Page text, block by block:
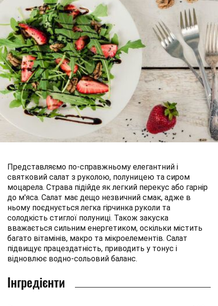
Представляємо по-справжньому елегантний і
святковий салат з руколою, полуницею та сиром
моцарела. Страва підійде як легкий перекус або гарнір
до м'яса. Салат має дещо незвичний смак, адже в
ньому поєднується легка гірчинка руколи та
солодкість стиглої полуниці. Також закуска
вважається сильним енергетиком, оскільки містить
багато вітамінів, макро та мікроелементів. Салат
підвищує працездатність, приводить у тонус і
відновлює водно-сольовий баланс.
Інгредієнти